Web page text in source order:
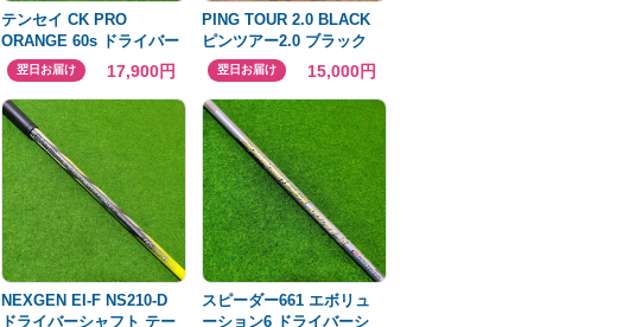
テンセイ CK PRO
ORANGE 60s ドライバー
テーラースリーブ
翌日お届け 17,900円
PING TOUR 2.0 BLACK
ピンツアー2.0 ブラック
65S翌日お届け 15,000円
NEXGEN EI-F NS210-D
ドライバーシャフト テー
スピーダー661 エボリュ
ーション6 ドライバーシ